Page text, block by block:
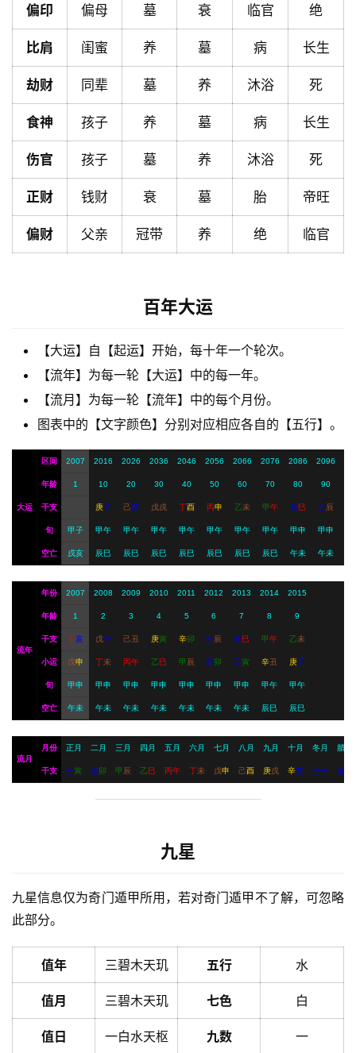
黄
占
卜
命
理
服
会
登录 注册
偏印 偏母 墓 衰 临官 绝
比肩 闺蜜 养 墓 病 长生
劫财 同辈 墓 养 沐浴 死
食神 孩子 养 墓 病 长生
伤官 孩子 墓 养 沐浴 死
正财 钱财 衰 墓 胎 帝旺
偏财 父亲 冠带 养 绝 临官
百年大运
【大运】自【起运】开始，每十年一个轮次。
【流年】为每一轮【大运】中的每一年。
【流月】为每一轮【流年】中的每个月份。
图表中的【文字颜色】分别对应相应各自的【五行】。
大运
区间 2007 2016 2026 2036 2046 2056 2066 2076 2086 2096
年龄 1 10 20 30 40 50 60 70 80 90
干支 庚子 己亥 戊戌 丁酉 丙申 乙未 甲午 癸巳 壬辰
旬 甲子 甲午 甲午 甲午 甲午 甲午 甲午 甲午 甲申 甲申
空亡 戌亥 辰巳 辰巳 辰巳 辰巳 辰巳 辰巳 辰巳 午未 午未
流年
年份 2007 2008 2009 2010 2011 2012 2013 2014 2015
年龄 1 2 3 4 5 6 7 8 9
干支 丁亥 戊子 己丑 庚寅 辛卯 壬辰 癸巳 甲午 乙未
小运 戊申 丁未 丙午 乙巳 甲 辰 癸卯 壬寅 辛丑 庚子
旬 甲申 甲申 甲申 甲申 甲申 甲申 甲申 甲午 甲午
空亡 午未 午未 午未 午未 午未 午未 午未 辰巳 辰巳
流月
月份 正月 二月 三月 四月 五月 六月 七月 八月 九月 十月 冬月 腊月
干支 壬寅 癸卯 甲 辰 乙巳 丙午 丁未 戊申 己酉 庚戌 辛亥 壬子 癸
九星
九星信息仅为奇门遁甲所用，若对奇门遁甲不了解，可忽略
此部分。
值年 三碧木天玑 五行 水
值月 三碧木天玑 七色 白
值日 一白水天枢 九数 一